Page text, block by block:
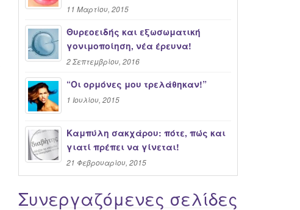
11 Μαρτίου, 2015
Θυρεοειδής και εξωσωματική
γονιμοποίηση, νέα έρευνα!
2 Σεπτεμβρίου, 2016
“Oι ορμόνες μου τρελάθηκαν!”
1 Ιουλίου, 2015
Καμπύλη σακχάρου: πότε, πώς και
γιατί πρέπει να γίνεται!
21 Φεβρουαρίου, 2015
Συνεργαζόμενες σελίδες